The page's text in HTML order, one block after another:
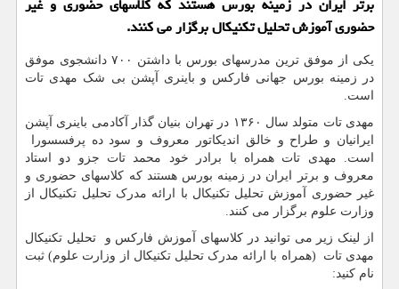
حضوری آموزش تحلیل تكنیكال برگزار می كنند.
یکی از موفق ترین مدرسهای بورس با داشتن ۷۰۰ دانشجوی موفق
در زمینه بورس جهانی فارکس و باینری آپشن بی شک مهدی تات
است.
مهدی تات متولد سال ۱۳۶۰ در تهران بنیان گذار آکادمی باینری آپشن
ایرانیان و طراح و خالق اندیکاتور معروف و سود ده پرفسسورا
است. مهدی تات همراه با برادر خود محمد تات جزو دو استاد
معروف و برتر ایران در زمینه بورس هستند که کلاسهای حضوری و
غیر حضوری آموزش تحلیل تکنیکال با ارائه مدرک تحلیل تکنیکال از
وزارت علوم برگزار می کنند.
از لینک زیر می توانید در کلاسهای آموزش فارکس و تحلیل تکنیکال
مهدی تات (همراه با ارائه مدرک تحلیل تکنیکال از وزارت علوم) ثبت
نام کنید: